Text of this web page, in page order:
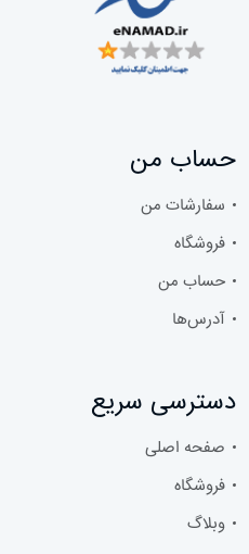
حساب من
سفارشات من
فروشگاه
حساب من
آدرس‌ها
دسترسی سریع
صفحه اصلی
فروشگاه
وبلاگ